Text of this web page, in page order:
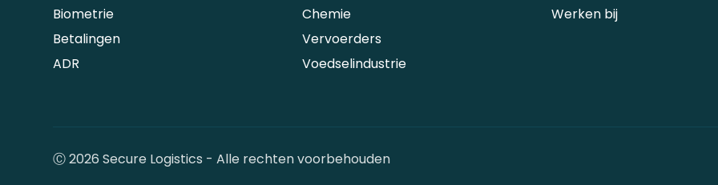
Biometrie
Betalingen
ADR
Chemie
Vervoerders
Voedselindustrie
Werken bij
Ⓒ 2026 Secure Logistics - Alle rechten voorbehouden